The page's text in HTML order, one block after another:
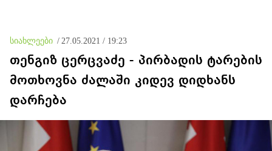
სიახლეები / 27.05.2021 / 19:23
თენგიზ ცერცვაძე - პირბადის ტარების
მოთხოვნა ძალაში კიდევ დიდხანს
დარჩება